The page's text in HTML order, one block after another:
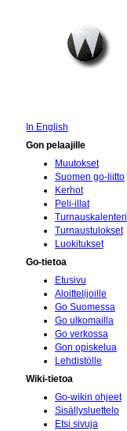
In English
Gon pelaajille
Muutokset
Suomen go-liitto
Kerhot
Peli-illat
Turnauskalenteri
Turnaustulokset
Luokitukset
Go-tietoa
Etusivu
Aloittelijoille
Go Suomessa
Go ulkomailla
Go verkossa
Gon opiskelua
Lehdistölle
Wiki-tietoa
Go-wikin ohjeet
Sisällysluettelo
Etsi sivuja